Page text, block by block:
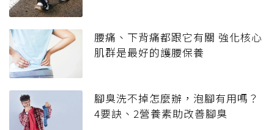
腰痛、下背痛都跟它有關 強化核心
肌群是最好的護腰保養
腳臭洗不掉怎麼辦，泡腳有用嗎？
4要訣、2營養素助改善腳臭